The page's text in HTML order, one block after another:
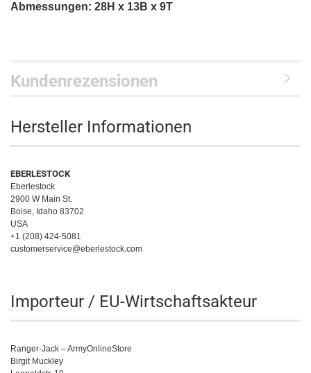
Abmessungen: 28H x 13B x 9T
Kundenrezensionen
Hersteller Informationen
EBERLESTOCK
Eberlestock
2900 W Main St.
Boise, Idaho 83702
USA
+1 (208) 424-5081
customerservice@eberlestock.com
Importeur / EU-Wirtschaftsakteur
Ranger-Jack – ArmyOnlineStore
Birgit Muckley